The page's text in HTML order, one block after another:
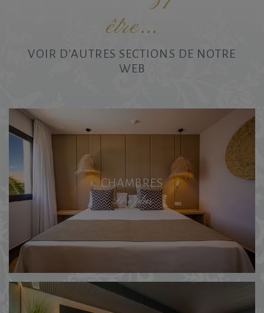
être...
VOIR D’AUTRES SECTIONS DE NOTRE
WEB
CHAMBRES
Lire plus